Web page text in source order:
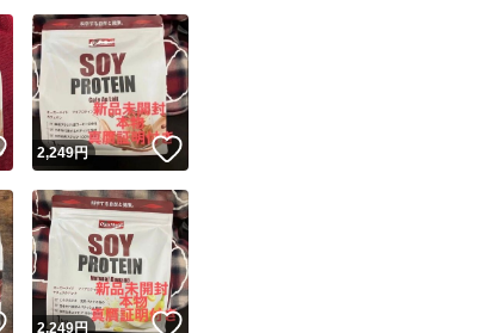
いいね！
2,249円
いいね！
2,249円